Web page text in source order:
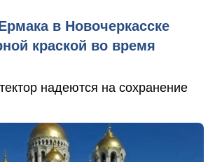
в Новочеркасске
краской во время
надеются на сохранение